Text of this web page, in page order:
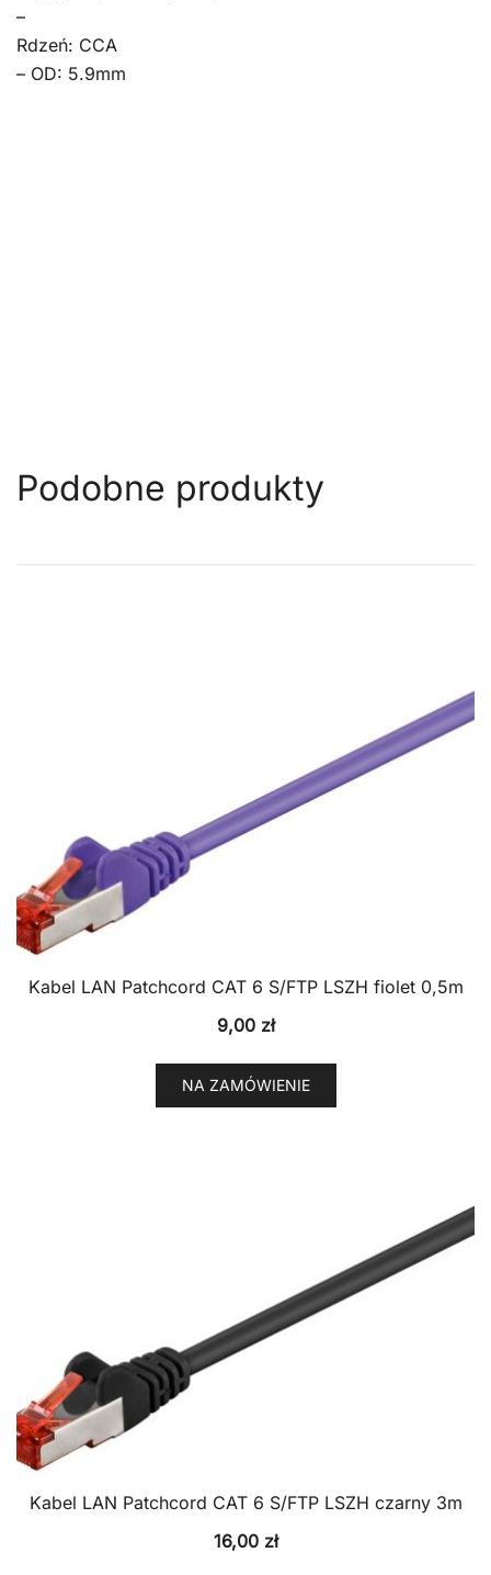
–
Rdzeń: CCA
– OD: 5.9mm
Podobne produkty
Kabel LAN Patchcord CAT 6 S/FTP LSZH fiolet 0,5m
9,00 zł
NA ZAMÓWIENIE
Kabel LAN Patchcord CAT 6 S/FTP LSZH czarny 3m
16,00 zł